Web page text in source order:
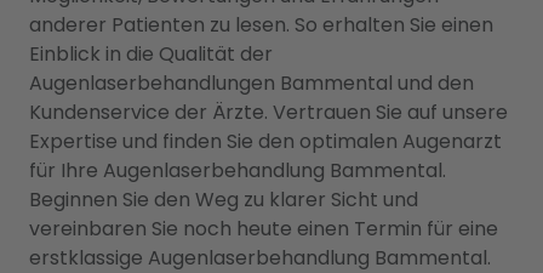
anderer Patienten zu lesen. So erhalten Sie einen
Einblick in die Qualität der
Augenlaserbehandlungen Bammental und den
Kundenservice der Ärzte. Vertrauen Sie auf unsere
Expertise und finden Sie den optimalen Augenarzt
für Ihre Augenlaserbehandlung Bammental.
Beginnen Sie den Weg zu klarer Sicht und
vereinbaren Sie noch heute einen Termin für eine
erstklassige Augenlaserbehandlung Bammental.